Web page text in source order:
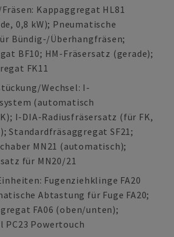
Kappaggregat HL81
0,8 kW); Pneumatische
Bündig-/Überhangfräsen;
BF10; HM-Fräsersatz (gerade);
FK11
Wechsel: I-
(automatisch
I-DIA-Radiusfräsersatz (für FK,
Standardfräsaggregat SF21;
MN21 (automatisch);
für MN20/21
Fugenziehklinge FA20
Abtastung für Fuge FA20;
FA06 (oben/unten);
PC23 Powertouch